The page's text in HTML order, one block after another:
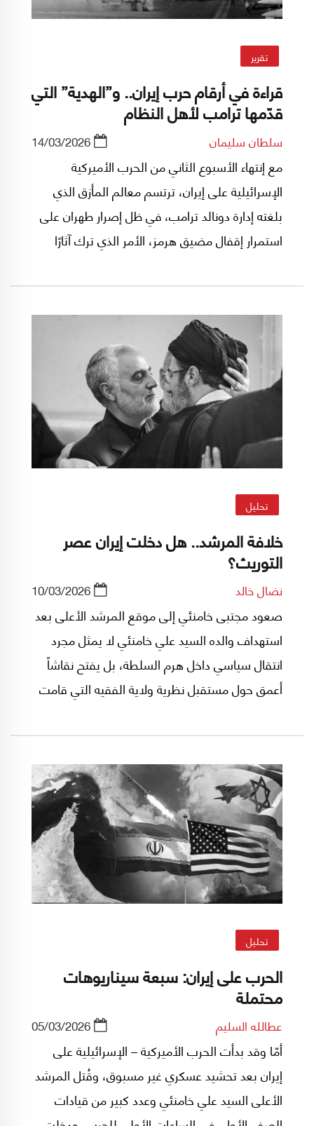
20% من إمدادات النفط العالمية.
تقرير
قراءة في أرقام حرب إيران.. و”الهدية” التي
قدّمها ترامب لأهل النظام
سلطان سليمان 14/03/2026
مع إنتهاء الأسبوع الثاني من الحرب الأميركية
الإسرائيلية على إيران، ترتسم معالم المأزق الذي
بلغته إدارة دونالد ترامب، في ظل إصرار طهران على
استمرار إقفال مضيق هرمز، الأمر الذي ترك آثارًا
البورصات والصواريخ والطائرات والبوارج، تتزايد
التساؤلات حول نتائج الحرب حتى الآن، من دون
إجابات واضحة بسبب التضارب الكبير في المعلومات
بين الرواية الإيرانية من جهة والرواية الأميركية
«الإسرائيلية» من جهة أخرى.
تحليل
خلافة المرشد.. هل دخلت إيران عصر
التوريث؟
نضال خالد 10/03/2026
صعود مجتبى خامنئي إلى موقع المرشد الأعلى بعد
استهداف والده السيد علي خامنئي لا يمثل مجرد
انتقال سياسي داخل هرم السلطة، بل يفتح نقاشاً
أعمق حول مستقبل نظرية ولاية الفقيه التي قامت
الخميني. فهل يبقى هذا المفهوم إطاراً دينياً يستند
إلى الكفاءة الفقهية والشرعية الدينية، أم أنه قد
يتحول تدريجياً إلى صيغة سياسية (ضمناً عائلية) ربطاً
بتحدي الإستهداف الأميركي الإسرائيلي للنظام
الحالي بكل رموزه، من دون اغفال حقيقة أن النظام
الحالي هو وليد ثورة العام 1979 بما هي ثورة ليس
فقط ضد الاستعمار بل أيضاً ضد التوريث الملكي.
تحليل
الحرب على إيران: سبعة سيناريوهات
محتملة
عطالله السليم 05/03/2026
أمّا وقد بدأت الحرب الأميركية – الإسرائيلية على
إيران بعد تحشيد عسكري غير مسبوق، وقُتل المرشد
الأعلى السيد علي خامنئي وعدد كبير من قيادات